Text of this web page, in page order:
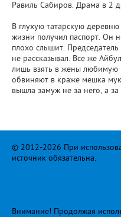
Равиль Сабиров. Драма в 2
В глухую татарскую
жизни получил паспорт. Он
плохо слышит.
не рассказывал. Все же
лишь взять в жены любимую
обвиняют в краже мешка
вышла замуж не за него, а
© 2012-2026 При
источник обязательна.
Внимание! Продолжая